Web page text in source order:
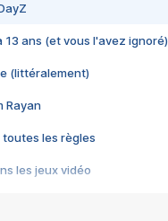
13 ans (et vous l'avez ignoré)
(littéralement)
Rayan
toutes les règles
les jeux vidéo